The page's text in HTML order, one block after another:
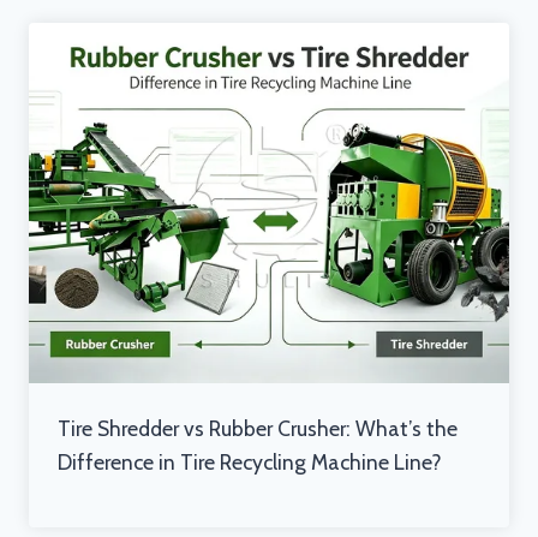
Tire Shredder vs Rubber Crusher: What’s the
Difference in Tire Recycling Machine Line?